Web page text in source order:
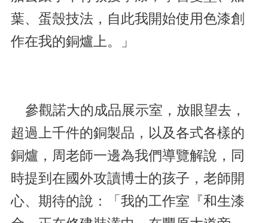
葉、蛋殼技法，自此我開始使用色漆創
作在我的銅爐上。」
參觀諾大的成品展示室，放眼望去，
超過上千件的銅製品，以及各式各樣的
銅爐，周老師一邊為我們導覽解說，同
時提到在國外攻讀博士的孩子，老師開
心、期待的說：「我的工作室『和生漆